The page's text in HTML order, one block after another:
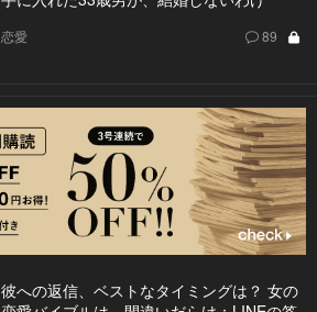
恋愛 89
彼への返信、ベストなタイミングは？ 女の